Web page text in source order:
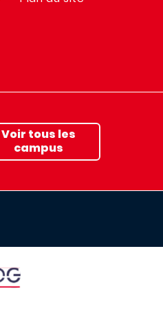
Voir tous les
campus